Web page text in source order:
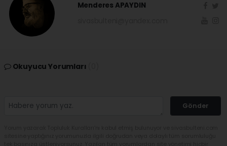
Menderes APAYDIN
Okuyucu Yorumları
Gönder